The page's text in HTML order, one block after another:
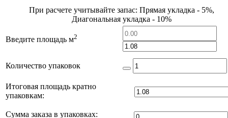
При расчете учитывайте запас: Прямая укладка - 5%,
Диагональная укладка - 10%
Введите площадь м2
Количество упаковок
Итоговая площадь кратно
упаковкам:
Сумма заказа в упаковках: